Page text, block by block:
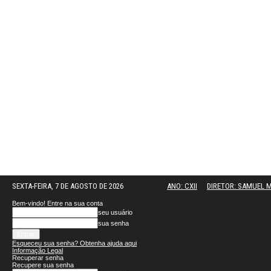
SEXTA-FEIRA, 7 DE AGOSTO DE 2026 ANO: CXII DIRETOR: SAMUEL
Bem-vindo! Entre na sua conta
seu usuário
sua senha
Esqueceu sua senha? Obtenha ajuda aqui
Informação Legal
Recuperar senha
Recupere sua senha